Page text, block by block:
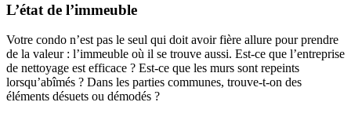
L’état de l’immeuble
Votre condo n’est pas le seul qui doit avoir fière allure pour prendre
de la valeur : l’immeuble où il se trouve aussi. Est-ce que l’entreprise
de nettoyage est efficace ? Est-ce que les murs sont repeints
lorsqu’abîmés ? Dans les parties communes, trouve-t-on des
éléments désuets ou démodés ?